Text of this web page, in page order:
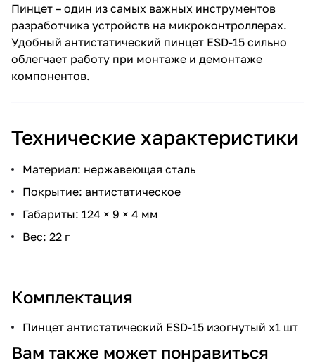
Пинцет – один из самых важных инструментов
разработчика устройств на микроконтроллерах.
Удобный антистатический пинцет ESD-15 сильно
облегчает работу при монтаже и демонтаже
компонентов.
Технические характеристики
Материал: нержавеющая сталь
Покрытие: антистатическое
Габариты: 124 × 9 × 4 мм
Вес: 22 г
Комплектация
Пинцет антистатический ESD-15 изогнутый x1 шт
Вам также может понравиться